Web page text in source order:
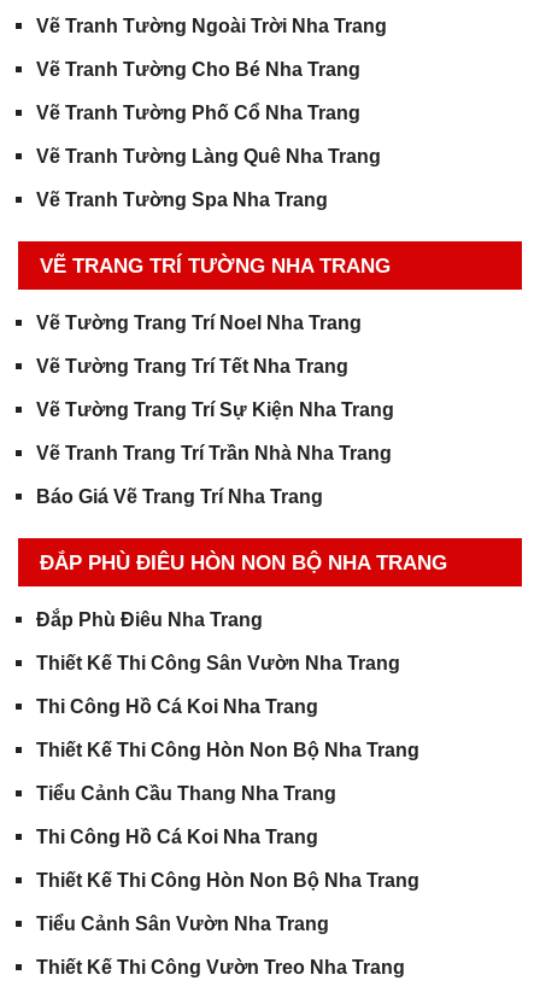
Vẽ Tranh Tường Ngoài Trời Nha Trang
Vẽ Tranh Tường Cho Bé Nha Trang
Vẽ Tranh Tường Phố Cổ Nha Trang
Vẽ Tranh Tường Làng Quê Nha Trang
Vẽ Tranh Tường Spa Nha Trang
VẼ TRANG TRÍ TƯỜNG NHA TRANG
Vẽ Tường Trang Trí Noel Nha Trang
Vẽ Tường Trang Trí Tết Nha Trang
Vẽ Tường Trang Trí Sự Kiện Nha Trang
Vẽ Tranh Trang Trí Trần Nhà Nha Trang
Báo Giá Vẽ Trang Trí Nha Trang
ĐẮP PHÙ ĐIÊU HÒN NON BỘ NHA TRANG
Đắp Phù Điêu Nha Trang
Thiết Kế Thi Công Sân Vườn Nha Trang
Thi Công Hồ Cá Koi Nha Trang
Thiết Kế Thi Công Hòn Non Bộ Nha Trang
Tiểu Cảnh Cầu Thang Nha Trang
Thi Công Hồ Cá Koi Nha Trang
Thiết Kế Thi Công Hòn Non Bộ Nha Trang
Tiểu Cảnh Sân Vườn Nha Trang
Thiết Kế Thi Công Vườn Treo Nha Trang